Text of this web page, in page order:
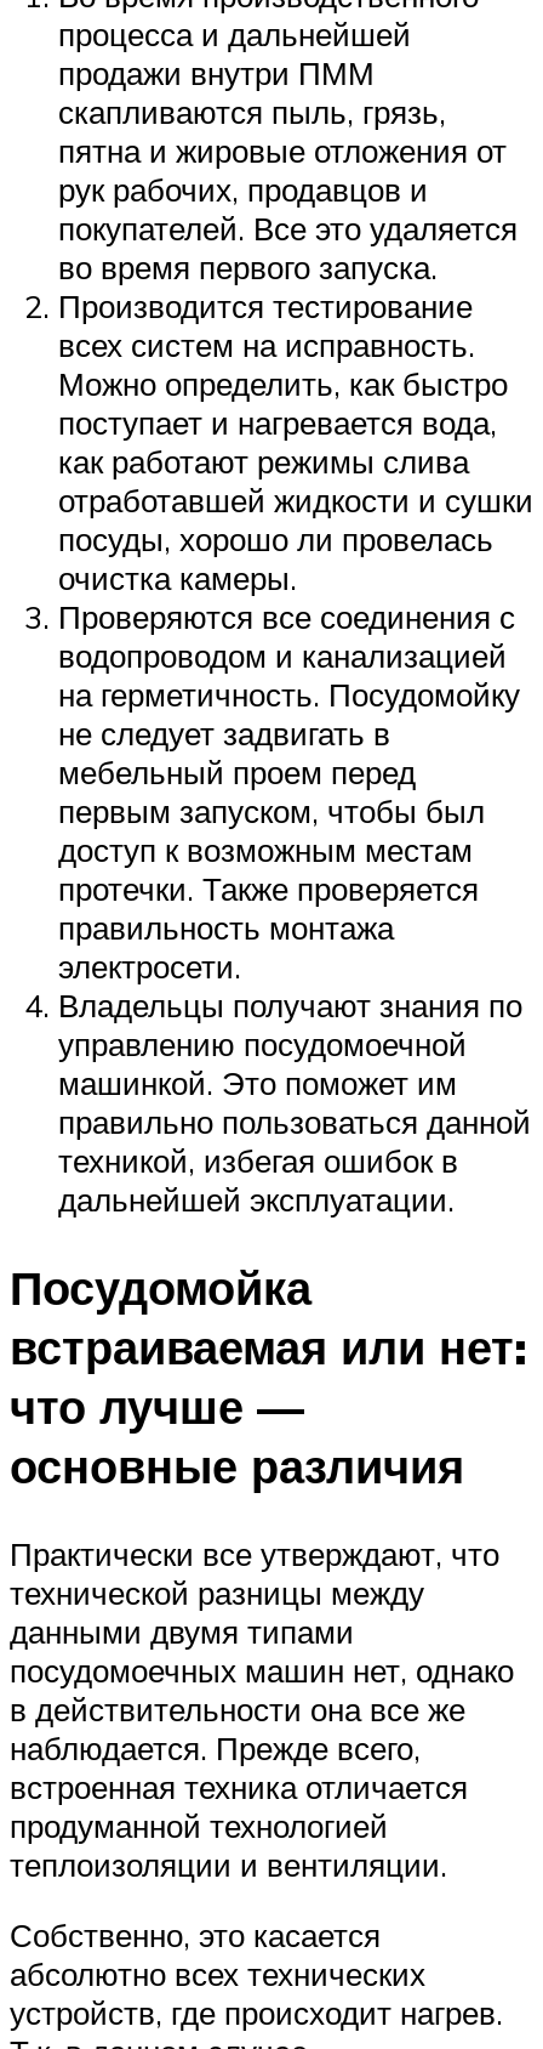
процесса и дальнейшей
продажи внутри ПММ
скапливаются пыль, грязь,
пятна и жировые отложения от
рук рабочих, продавцов и
покупателей. Все это удаляется
во время первого запуска.
Производится тестирование
всех систем на исправность.
Можно определить, как быстро
поступает и нагревается вода,
как работают режимы слива
отработавшей жидкости и сушки
посуды, хорошо ли провелась
очистка камеры.
Проверяются все соединения с
водопроводом и канализацией
на герметичность. Посудомойку
не следует задвигать в
мебельный проем перед
первым запуском, чтобы был
доступ к возможным местам
протечки. Также проверяется
правильность монтажа
электросети.
Владельцы получают знания по
управлению посудомоечной
машинкой. Это поможет им
правильно пользоваться данной
техникой, избегая ошибок в
дальнейшей эксплуатации.
Посудомойка
встраиваемая или нет:
что лучше —
основные различия
Практически все утверждают, что
технической разницы между
данными двумя типами
посудомоечных машин нет, однако
в действительности она все же
наблюдается. Прежде всего,
встроенная техника отличается
продуманной технологией
теплоизоляции и вентиляции.
Собственно, это касается
абсолютно всех технических
устройств, где происходит нагрев.